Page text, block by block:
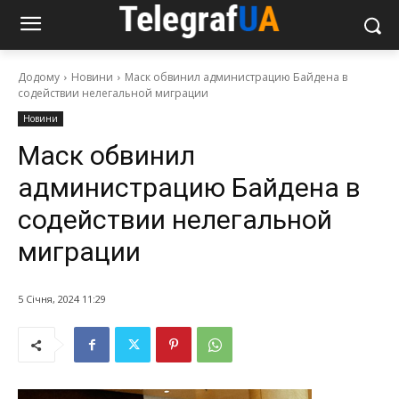
Додому Новини
Маск обвинил администрацию Байдена в
содействии нелегальной миграции
Новини
Маск обвинил
администрацию Байдена в
содействии нелегальной
миграции
5 Січня, 2024 11:29